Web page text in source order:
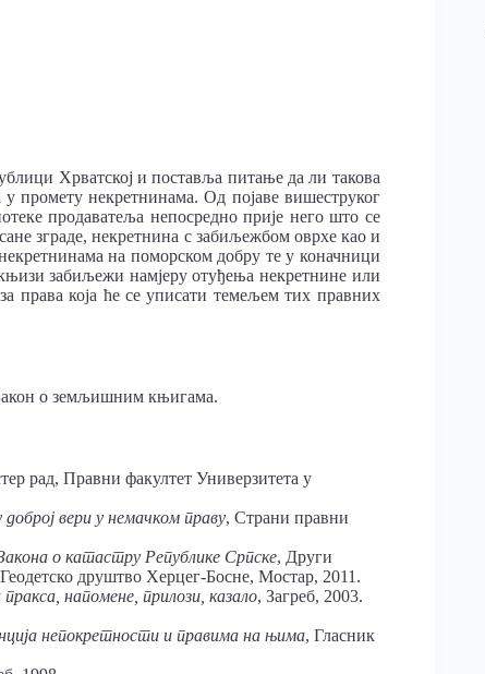
Хрватској и поставља питање да ли такова
промету некретнинама. Од појаве вишеструког
продаватеља непосредно прије него што се
зграде, некретнина с забиљежбом оврхе као и
на поморском добру те у коначници
забиљежи намјеру отуђења некретнине или
права која ће се уписати темељем тих правних
о земљишним књигама.
рад, Правни факултет Универзитета у
вери у немачком праву, Страни правни
о катастру Републике Српске, Други
друштво Херцег-Босне, Мостар, 2011.
напомене, прилози, казало, Загреб, 2003.
непокретности и правима на њима, Гласник